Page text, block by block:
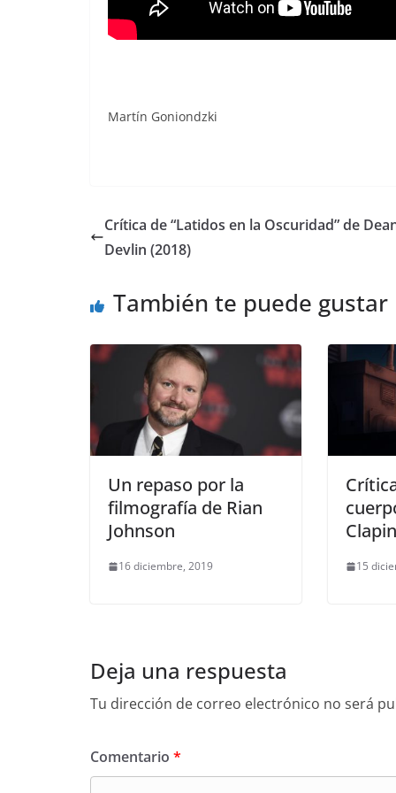
Martín Goniondzki
Crítica de “Latidos en la Oscuridad” de
Devlin (2018)
También te puede gustar
Un repaso por la
filmografía de Rian
Johnson
16 diciembre, 2019 15
Deja una respuesta
Tu dirección de correo electrónico no será
Comentario *